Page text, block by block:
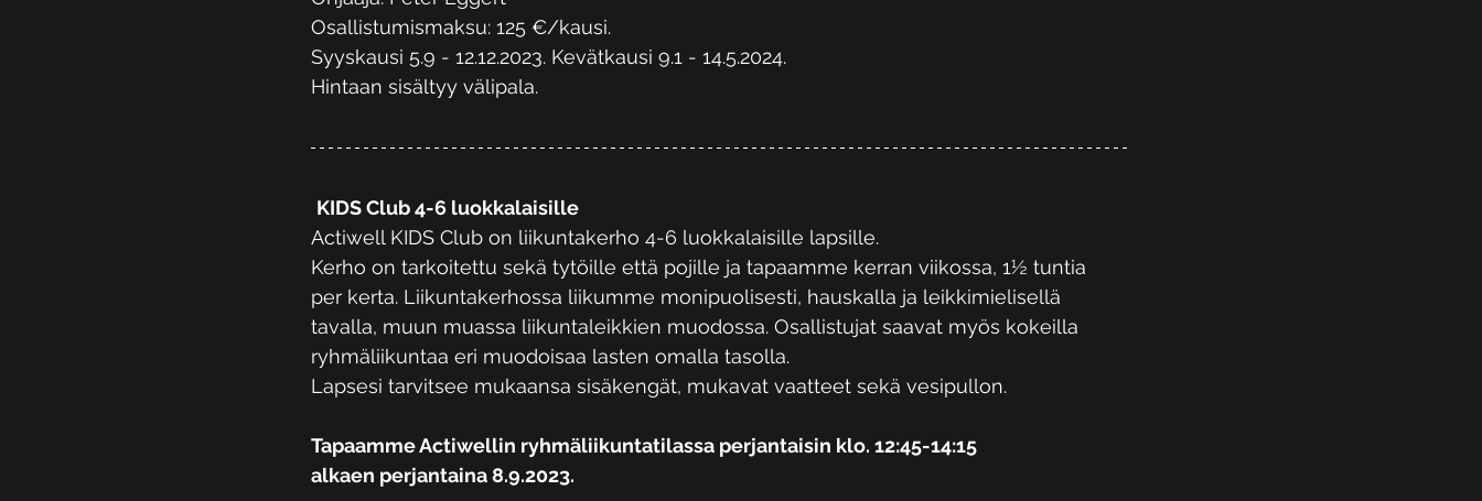
Osallistumismaksu: 125 €/kausi.
Syyskausi 5.9 - 12.12.2023. Kevätkausi 9.1 - 14.5.2024.
Hintaan sisältyy välipala.
KIDS Club 4-6 luokkalaisille
Actiwell KIDS Club on liikuntakerho 4-6 luokkalaisille lapsille.
Kerho on tarkoitettu sekä tytöille että pojille ja tapaamme kerran viikossa, 1½ tuntia
per kerta. Liikuntakerhossa liikumme monipuolisesti, hauskalla ja leikkimielisellä
tavalla, muun muassa liikuntaleikkien muodossa. Osallistujat saavat myös kokeilla
ryhmäliikuntaa eri muodoisaa lasten omalla tasolla.
Lapsesi tarvitsee mukaansa sisäkengät, mukavat vaatteet sekä vesipullon.
Tapaamme Actiwellin ryhmäliikuntatilassa perjantaisin klo. 12:45-14:15
alkaen perjantaina 8.9.2023.